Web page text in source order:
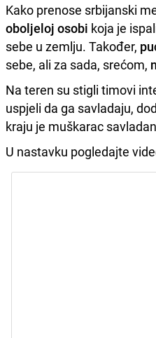
Kako prenose srbijanski
oboljeloj osobi koja je
sebe u zemlju. Također,
sebe, ali za sada, srećom,
Na teren su stigli timovi
uspjeli da ga savladaju,
kraju je muškarac
U nastavku pogledajte